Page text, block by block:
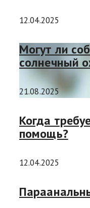
12.04.2025
Могут ли
солнечный
21.08.2025
Когда
помощь?
12.04.2025